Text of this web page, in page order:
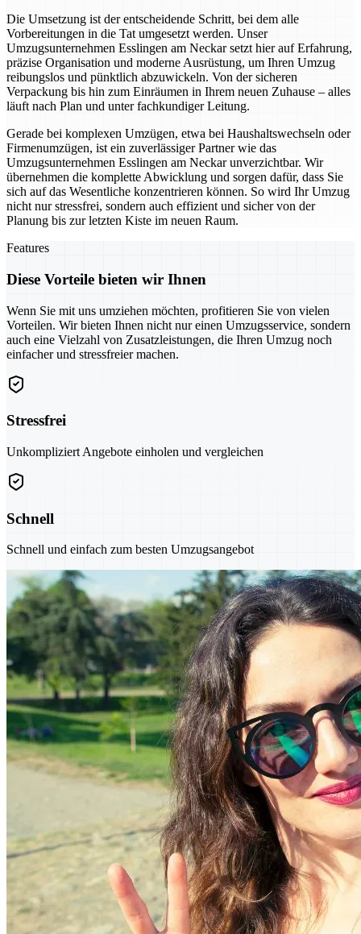
Die Umsetzung ist der entscheidende Schritt, bei dem alle
Vorbereitungen in die Tat umgesetzt werden. Unser
Umzugsunternehmen Esslingen am Neckar setzt hier auf Erfahrung,
präzise Organisation und moderne Ausrüstung, um Ihren Umzug
reibungslos und pünktlich abzuwickeln. Von der sicheren
Verpackung bis hin zum Einräumen in Ihrem neuen Zuhause – alles
läuft nach Plan und unter fachkundiger Leitung.
Gerade bei komplexen Umzügen, etwa bei Haushaltswechseln oder
Firmenumzügen, ist ein zuverlässiger Partner wie das
Umzugsunternehmen Esslingen am Neckar unverzichtbar. Wir
übernehmen die komplette Abwicklung und sorgen dafür, dass Sie
sich auf das Wesentliche konzentrieren können. So wird Ihr Umzug
nicht nur stressfrei, sondern auch effizient und sicher von der
Planung bis zur letzten Kiste im neuen Raum.
Features
Diese Vorteile bieten wir Ihnen
Wenn Sie mit uns umziehen möchten, profitieren Sie von vielen
Vorteilen. Wir bieten Ihnen nicht nur einen Umzugsservice, sondern
auch eine Vielzahl von Zusatzleistungen, die Ihren Umzug noch
einfacher und stressfreier machen.
Stressfrei
Unkompliziert Angebote einholen und vergleichen
Schnell
Schnell und einfach zum besten Umzugsangebot